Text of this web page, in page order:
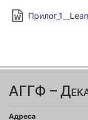
АГГФ –
Адреса